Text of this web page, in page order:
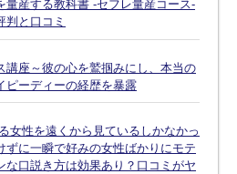
量産する教科書 -セフレ量産コース-
判と口コミ
講座～彼の心を鷲掴みにし、本当の
ーディーの経歴を暴露
女性を遠くから見ているしかなかっ
ずに一瞬で好みの女性ばかりにモテ
な口説き方は効果あり？口コミがヤ